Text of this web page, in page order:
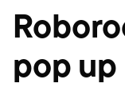
pop up